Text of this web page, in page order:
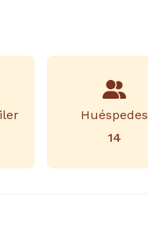
Huéspedes
14